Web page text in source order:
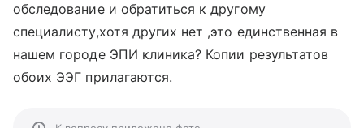
обследование и обратиться к другому
специалисту,хотя других нет ,это единственная в
нашем городе ЭПИ клиника? Копии результатов
обоих ЭЭГ прилагаются.